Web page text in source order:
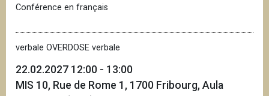
Conférence en français
verbale OVERDOSE verbale
22.02.2027 12:00 - 13:00
MIS 10, Rue de Rome 1, 1700 Fribourg, Aula